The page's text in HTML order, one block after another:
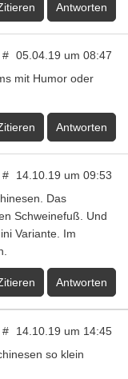
Antworten
# 05.04.19 um 08:47
mit Humor oder
Antworten
# 14.10.19 um 09:53
Das
Schweinefuß. Und
Variante. Im
Antworten
# 14.10.19 um 14:45
so klein